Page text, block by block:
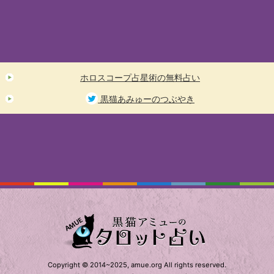
ホロスコープ占星術の無料占い
黒猫あみゅーのつぶやき
Copyright © 2014~2025, amue.org All rights reserved.